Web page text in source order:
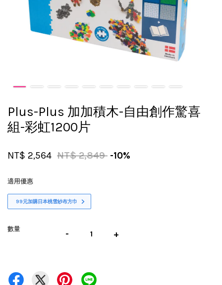
Plus-Plus 加加積木-自由創作驚喜
組-彩虹1200片
NT$ 2,564 NT$ 2,849 -10%
適用優惠
99元加購日本桃雪紗布方巾
數量 - +